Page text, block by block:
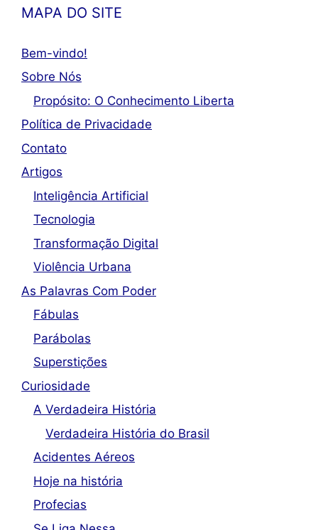
MAPA DO SITE
Bem-vindo!
Sobre Nós
Propósito: O Conhecimento Liberta
Política de Privacidade
Contato
Artigos
Inteligência Artificial
Tecnologia
Transformação Digital
Violência Urbana
As Palavras Com Poder
Fábulas
Parábolas
Superstições
Curiosidade
A Verdadeira História
Verdadeira História do Brasil
Acidentes Aéreos
Hoje na história
Profecias